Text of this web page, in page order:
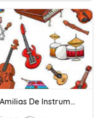
FAmilias De Instrumentos